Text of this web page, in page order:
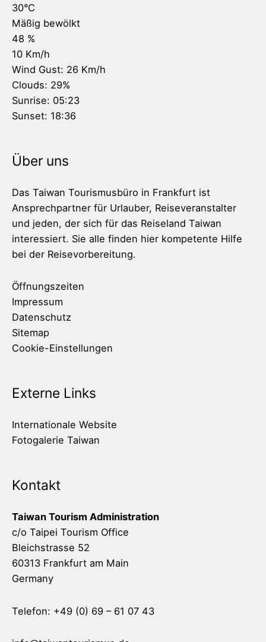
30°C
Mäßig bewölkt
48 %
10 Km/h
Wind Gust: 26 Km/h
Clouds: 29%
Sunrise: 05:23
Sunset: 18:36
Über uns
Das Taiwan Tourismusbüro in Frankfurt ist
Ansprechpartner für Urlauber, Reiseveranstalter
und jeden, der sich für das Reiseland Taiwan
interessiert. Sie alle finden hier kompetente Hilfe
bei der Reisevorbereitung.
Öffnungszeiten
Impressum
Datenschutz
Sitemap
Cookie-Einstellungen
Externe Links
Internationale Website
Fotogalerie Taiwan
Kontakt
Taiwan Tourism Administration
c/o Taipei Tourism Office
Bleichstrasse 52
60313 Frankfurt am Main
Germany
Telefon: +49 (0) 69 – 61 07 43